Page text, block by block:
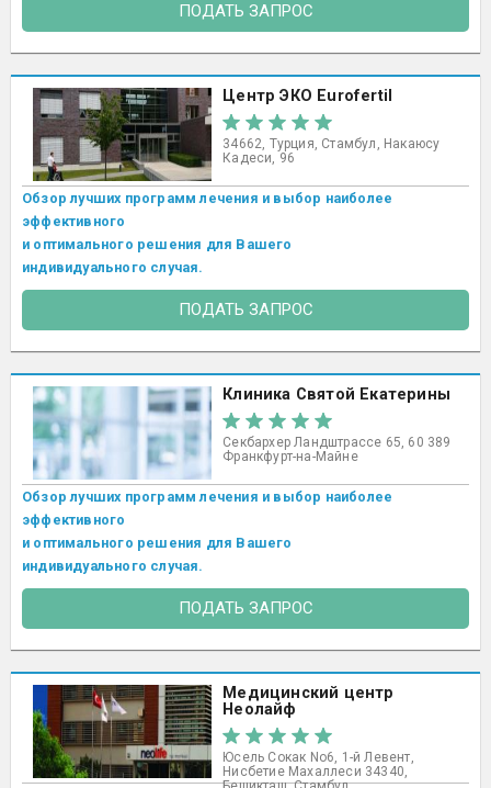
ПОДАТЬ ЗАПРОС
Центр ЭКО Eurofertil
34662, Турция, Стамбул, Накаюсу
Кадеси, 96
Обзор лучших программ лечения и выбор наиболее
эффективного
и оптимального решения для Вашего
индивидуального случая.
ПОДАТЬ ЗАПРОС
Клиника Святой Екатерины
Секбархер Ландштрассе 65, 60 389
Франкфурт-на-Майне
Обзор лучших программ лечения и выбор наиболее
эффективного
и оптимального решения для Вашего
индивидуального случая.
ПОДАТЬ ЗАПРОС
Медицинский центр
Неолайф
Юсель Сокак No6, 1-й Левент,
Нисбетие Махаллеси 34340,